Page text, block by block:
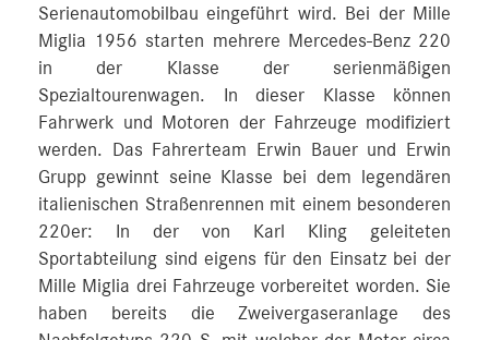
Serienautomobilbau eingeführt wird. Bei der Mille
Miglia 1956 starten mehrere Mercedes-Benz 220
in der Klasse der serienmäßigen
Spezialtourenwagen. In dieser Klasse können
Fahrwerk und Motoren der Fahrzeuge modifiziert
werden. Das Fahrerteam Erwin Bauer und Erwin
Grupp gewinnt seine Klasse bei dem legendären
italienischen Straßenrennen mit einem besonderen
220er: In der von Karl Kling geleiteten
Sportabteilung sind eigens für den Einsatz bei der
Mille Miglia drei Fahrzeuge vorbereitet worden. Sie
haben bereits die Zweivergaseranlage des